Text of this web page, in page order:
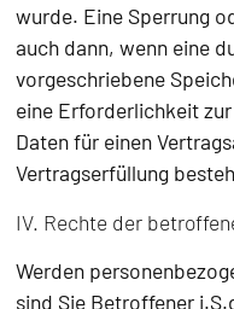
wurde. Eine Sperrung
auch dann, wenn eine
vorgeschriebene
eine Erforderlichkeit
Daten für einen
Vertragserfüllung
IV. Rechte der
Werden
sind Sie Betroffener